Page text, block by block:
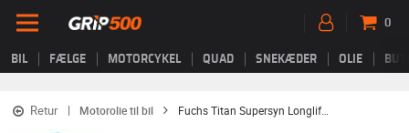
BIL FÆLGE MOTORCYKEL QUAD SNEKÆDER OLIE
0
Retur Motorolie til bil Fuchs Titan Supersyn Longlife 0W-40